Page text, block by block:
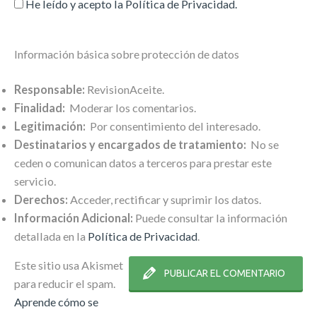
He leído y acepto la Política de Privacidad.
Información básica sobre protección de datos
Responsable: RevisionAceite.
Finalidad: Moderar los comentarios.
Legitimación: Por consentimiento del interesado.
Destinatarios y encargados de tratamiento: No se
ceden o comunican datos a terceros para prestar este
servicio.
Derechos: Acceder, rectificar y suprimir los datos.
Información Adicional: Puede consultar la información
detallada en la Política de Privacidad
Este sitio usa Akismet
para reducir el spam.
Aprende cómo se